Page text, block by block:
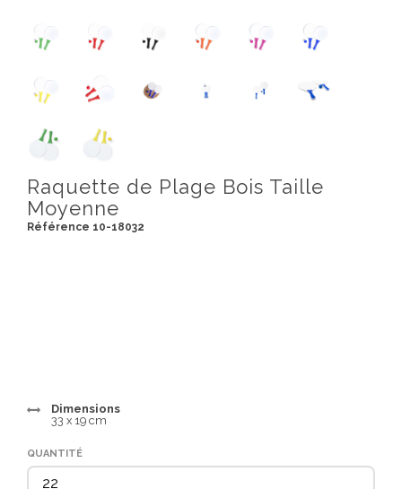
Raquette de Plage Bois Taille
Moyenne
Référence 10-18032
Dimensions
33 x 19 cm
QUANTITÉ